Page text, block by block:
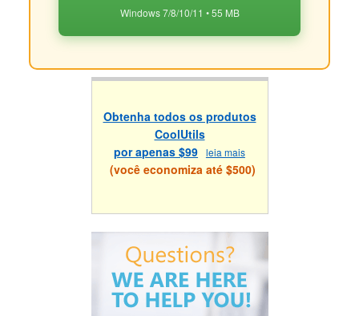
Windows 7/8/10/11 • 55 MB
Obtenha todos os produtos
CoolUtils
por apenas $99 leia mais
(você economiza até $500)